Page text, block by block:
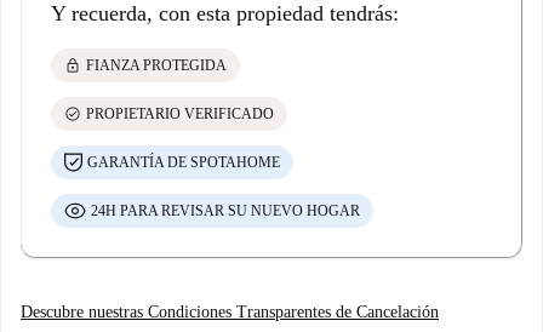
Y recuerda, con esta propiedad tendrás:
lock FIANZA PROTEGIDA
check_circle PROPIETARIO VERIFICADO
GARANTÍA DE SPOTAHOME
24H PARA REVISAR SU NUEVO HOGAR
Descubre nuestras Condiciones Transparentes de Cancelación